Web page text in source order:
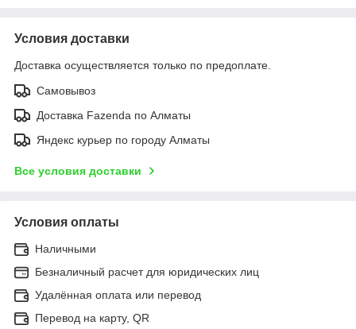
Условия доставки
Доставка осуществляется только по предоплате.
Самовывоз
Доставка Fazenda по Алматы
Яндекс курьер по городу Алматы
Все условия доставки
Условия оплаты
Наличными
Безналичный расчет для юридических лиц
Удалённая оплата или перевод
Перевод на карту, QR